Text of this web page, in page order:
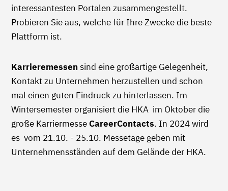
interessantesten Portalen zusammengestellt.
Probieren Sie aus, welche für Ihre Zwecke die beste
Plattform ist.
Karrieremessen sind eine großartige Gelegenheit,
Kontakt zu Unternehmen herzustellen und schon
mal einen guten Eindruck zu hinterlassen. Im
Wintersemester organisiert die HKA im Oktober die
große KarriermesseCareerContacts. In 2024 wird
es vom 21.10. - 25.10. Messetage geben mit
Unternehmensständen auf dem Gelände der HKA.